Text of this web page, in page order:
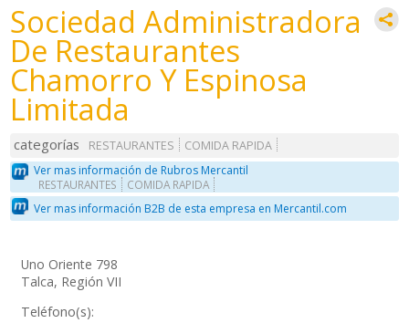
Sociedad Administradora
De Restaurantes
Chamorro Y Espinosa
Limitada
categorías RESTAURANTES
COMIDA RAPIDA
Ver mas información de Rubros Mercantil
RESTAURANTES COMIDA RAPIDA
Ver mas información B2B de esta empresa en Mercantil.com
Uno Oriente 798
Talca, Región VII
Teléfono(s):